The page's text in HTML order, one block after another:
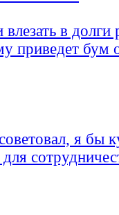
в
приведет бум
я бы